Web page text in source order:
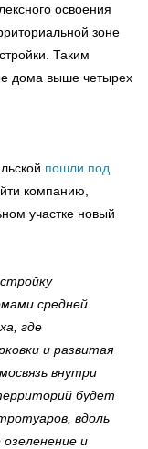
освоения
зоне
Таким
дома выше четырех
пошли под
компанию,
участке новый
средней
где
и развитая
внутри
будет
вдоль
и